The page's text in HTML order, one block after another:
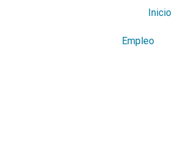
Inicio
Empleo